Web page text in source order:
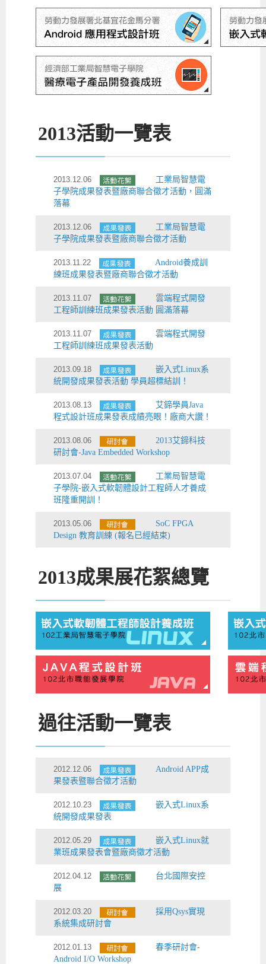
2013活動一覽表
2013.12.06
工業局智慧電
子學院成果發表暨廠商聯合徵才活動，圓滿
落幕
2013.12.06
工業局智慧電
子學院成果發表暨廠商聯合徵才活動
2013.11.22
Android養成訓
練班成果發表暨廠商聯合徵才活動
2013.11.07
雲端程式開發
工程師訓練班成果發表活動 圓滿落幕
2013.11.07
雲端程式開發
工程師訓練班成果發表活動
2013.09.18
嵌入式Linux系
統開發成果發表活動 學員超標結訓！
2013.08.13
艾鍗學員Java
程式設計班成果發表成績亮眼！廠商大讚！
2013.08.06
2013艾鍗科技
研討會-Java Embedded Workshop
2013.07.04
工業局智慧電
子學院-嵌入式軟韌體設計工程師人才養成
班隆重開訓！
2013.05.06
SoC FPGA
Design 教育訓練 (報名已經結束)
2013成果展花絮總覽
過往活動一覽表
2012.12.06
Android APP成
果發表暨聯合徵才活動
2012.10.23
嵌入式Linux系
統開發成果發表
2012.05.29
嵌入式Linux就
業班成果發表會暨廠商徵才活動
2012.04.12
台北國際安控
展
2012.03.20
採用Qsys實現
系統集成研討會
2012.01.13
春季研討會-
Android I/O Workshop